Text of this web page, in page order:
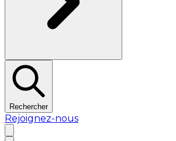
Rechercher
Rejoignez-nous